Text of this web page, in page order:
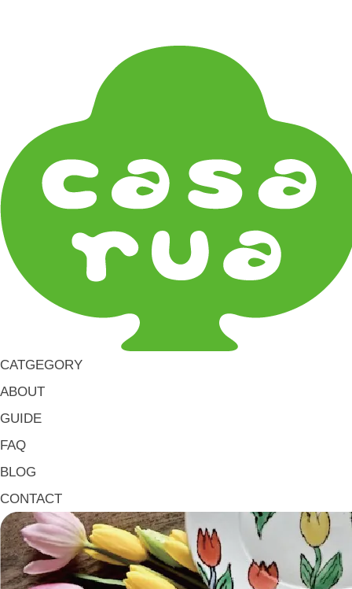
CATGEGORY
ABOUT
GUIDE
FAQ
BLOG
CONTACT
《器タイプ》Tableware Type
トレイ Trays
《器タイプ》Tableware Type
碗・椀・丼 Bowls
小皿・豆皿 Small Plates & Pea Cups
平皿 Flat Plates
中皿 Side Plates
マグ & カップ Mugs & Cups
ピッチャー Jugs
一輪挿し・花瓶
こども用 Kids Tableware
《作家・工芸》Crafts